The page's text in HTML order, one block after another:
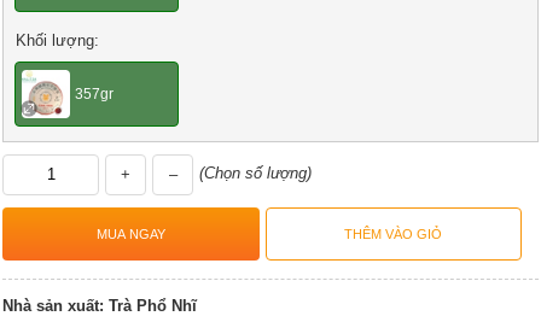
Khối lượng:
357gr
+ – (Chọn số lượng)
Nhà sản xuất: Trà Phổ Nhĩ